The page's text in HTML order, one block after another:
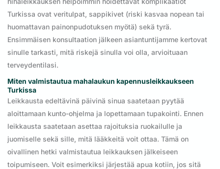
Turkissa ovat veritulpat, sappikivet (riski kasvaa nopean tai
huomattavan painonpudotuksen myötä) sekä tyrä.
Ensimmäisen konsultaation jälkeen asiantuntijamme kertovat
sinulle tarkasti, mitä riskejä sinulla voi olla, arvioituaan
terveydentilasi.
Miten valmistautua mahalaukun kapennusleikkaukseen
Turkissa
Leikkausta edeltävinä päivinä sinua saatetaan pyytää
aloittamaan kunto-ohjelma ja lopettamaan tupakointi. Ennen
leikkausta saatetaan asettaa rajoituksia ruokailulle ja
juomiselle sekä sille, mitä lääkkeitä voit ottaa. Tämä on
oivallinen hetki valmistautua leikkauksen jälkeiseen
toipumiseen. Voit esimerkiksi järjestää apua kotiin, jos sitä